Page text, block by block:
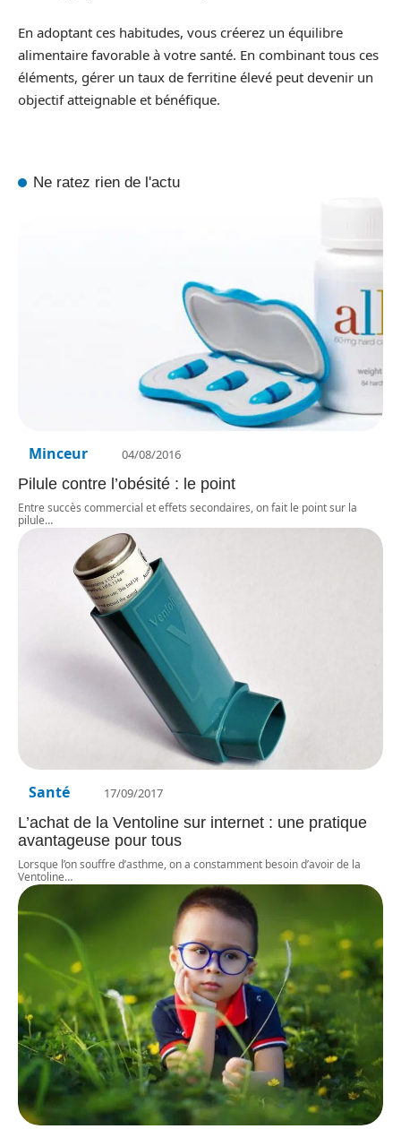
En adoptant ces habitudes, vous créerez un équilibre
alimentaire favorable à votre santé. En combinant tous ces
éléments, gérer un taux de ferritine élevé peut devenir un
objectif atteignable et bénéfique.
Ne ratez rien de l'actu
Minceur 04/08/2016
Pilule contre l’obésité : le point
Entre succès commercial et effets secondaires, on fait le point sur la
pilule…
Santé 17/09/2017
L’achat de la Ventoline sur internet : une pratique
avantageuse pour tous
Lorsque l’on souffre d’asthme, on a constamment besoin d’avoir de la
Ventoline…